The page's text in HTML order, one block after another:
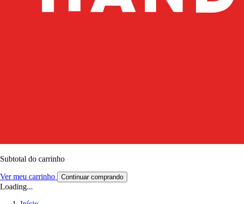
Subtotal do carrinho
Ver meu carrinho Continuar comprando
Loading...